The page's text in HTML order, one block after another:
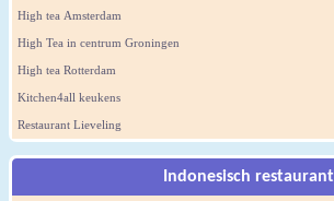
High tea Amsterdam
High Tea in centrum Groningen
High tea Rotterdam
Kitchen4all keukens
Restaurant Lieveling
Indonesisch restaurant